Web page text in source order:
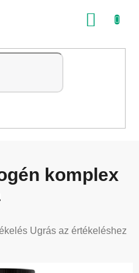
komplex
Ugrás az értékeléshez